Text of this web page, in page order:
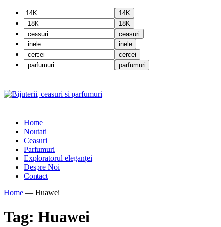
14K
18K
ceasuri
inele
cercei
parfumuri
Home
Noutati
Ceasuri
Parfumuri
Exploratorul eleganței
Despre Noi
Contact
Home — Huawei
Tag: Huawei